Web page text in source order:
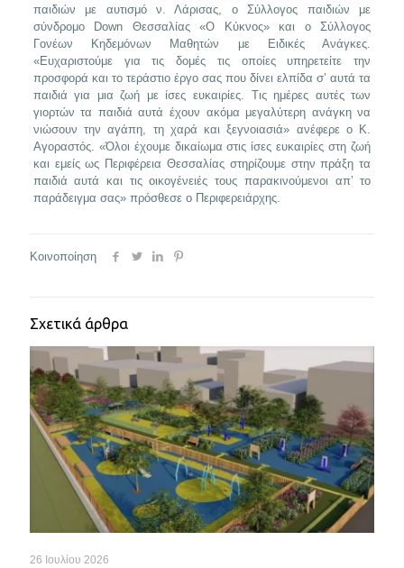
παιδιών με αυτισμό ν. Λάρισας, ο Σύλλογος παιδιών με
σύνδρομο Down Θεσσαλίας «Ο Κύκνος» και ο Σύλλογος
Γονέων Κηδεμόνων Μαθητών με Ειδικές Ανάγκες.
«Ευχαριστούμε για τις δομές τις οποίες υπηρετείτε την
προσφορά και το τεράστιο έργο σας που δίνει ελπίδα σ’ αυτά τα
παιδιά για μια ζωή με ίσες ευκαιρίες. Τις ημέρες αυτές των
γιορτών τα παιδιά αυτά έχουν ακόμα μεγαλύτερη ανάγκη να
νιώσουν την αγάπη, τη χαρά και ξεγνοιασιά» ανέφερε ο Κ.
Αγοραστός. «Όλοι έχουμε δικαίωμα στις ίσες ευκαιρίες στη ζωή
και εμείς ως Περιφέρεια Θεσσαλίας στηρίζουμε στην πράξη τα
παιδιά αυτά και τις οικογένειές τους παρακινούμενοι απ’ το
παράδειγμα σας» πρόσθεσε ο Περιφερειάρχης.
Κοινοποίηση
Σχετικά άρθρα
26 Ιουλίου 2026